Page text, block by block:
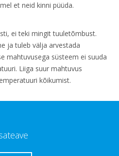
et neid kinni püüda.
ei teki mingit tuuletõmbust.
ja tuleb välja arvestada
mahtuvusega süsteem ei suuda
Liiga suur mahtuvus
kõikumist.